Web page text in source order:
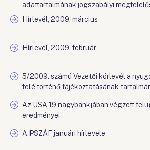
adattartalmának jogszabályi
Hírlevél, 2009. március
Hírlevél, 2009. február
5/2009. számú Vezetői körlevél a
felé történő tájékoztatásának
Az USA 19 nagybankjában végzett
eredményei
A PSZÁF januári hírlevele